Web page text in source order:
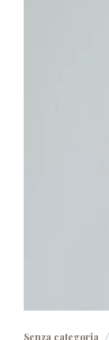
Senza categoria